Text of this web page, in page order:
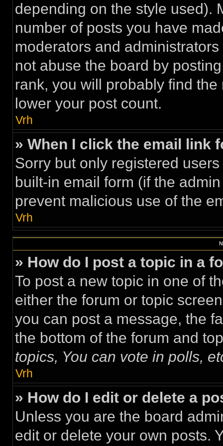
depending on the style used).
number of posts you have
moderators and
not abuse the board by
rank, you will probably find
lower your post count.
Vrh
» When I click the email link
Sorry but only registered
built-in email form (if the
prevent malicious use of the
Vrh
» How do I post a topic in a
To post a new topic in one of
either the forum or topic
you can post a message, the
the bottom of the forum and
topics, You can vote in polls,
Vrh
» How do I edit or delete a
Unless you are the board
edit or delete your own posts.